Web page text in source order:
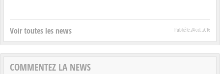
Voir toutes les news Publié le24 oct. 2016
COMMENTEZ LA NEWS